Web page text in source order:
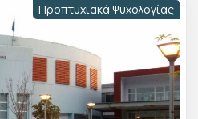
Προπτυχιακά Ψυχολογίας